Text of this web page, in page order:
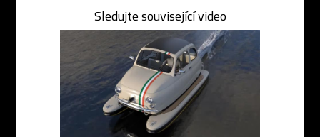
Sledujte související video